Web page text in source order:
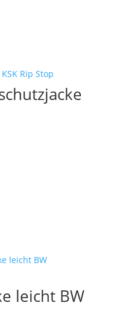
leicht BW